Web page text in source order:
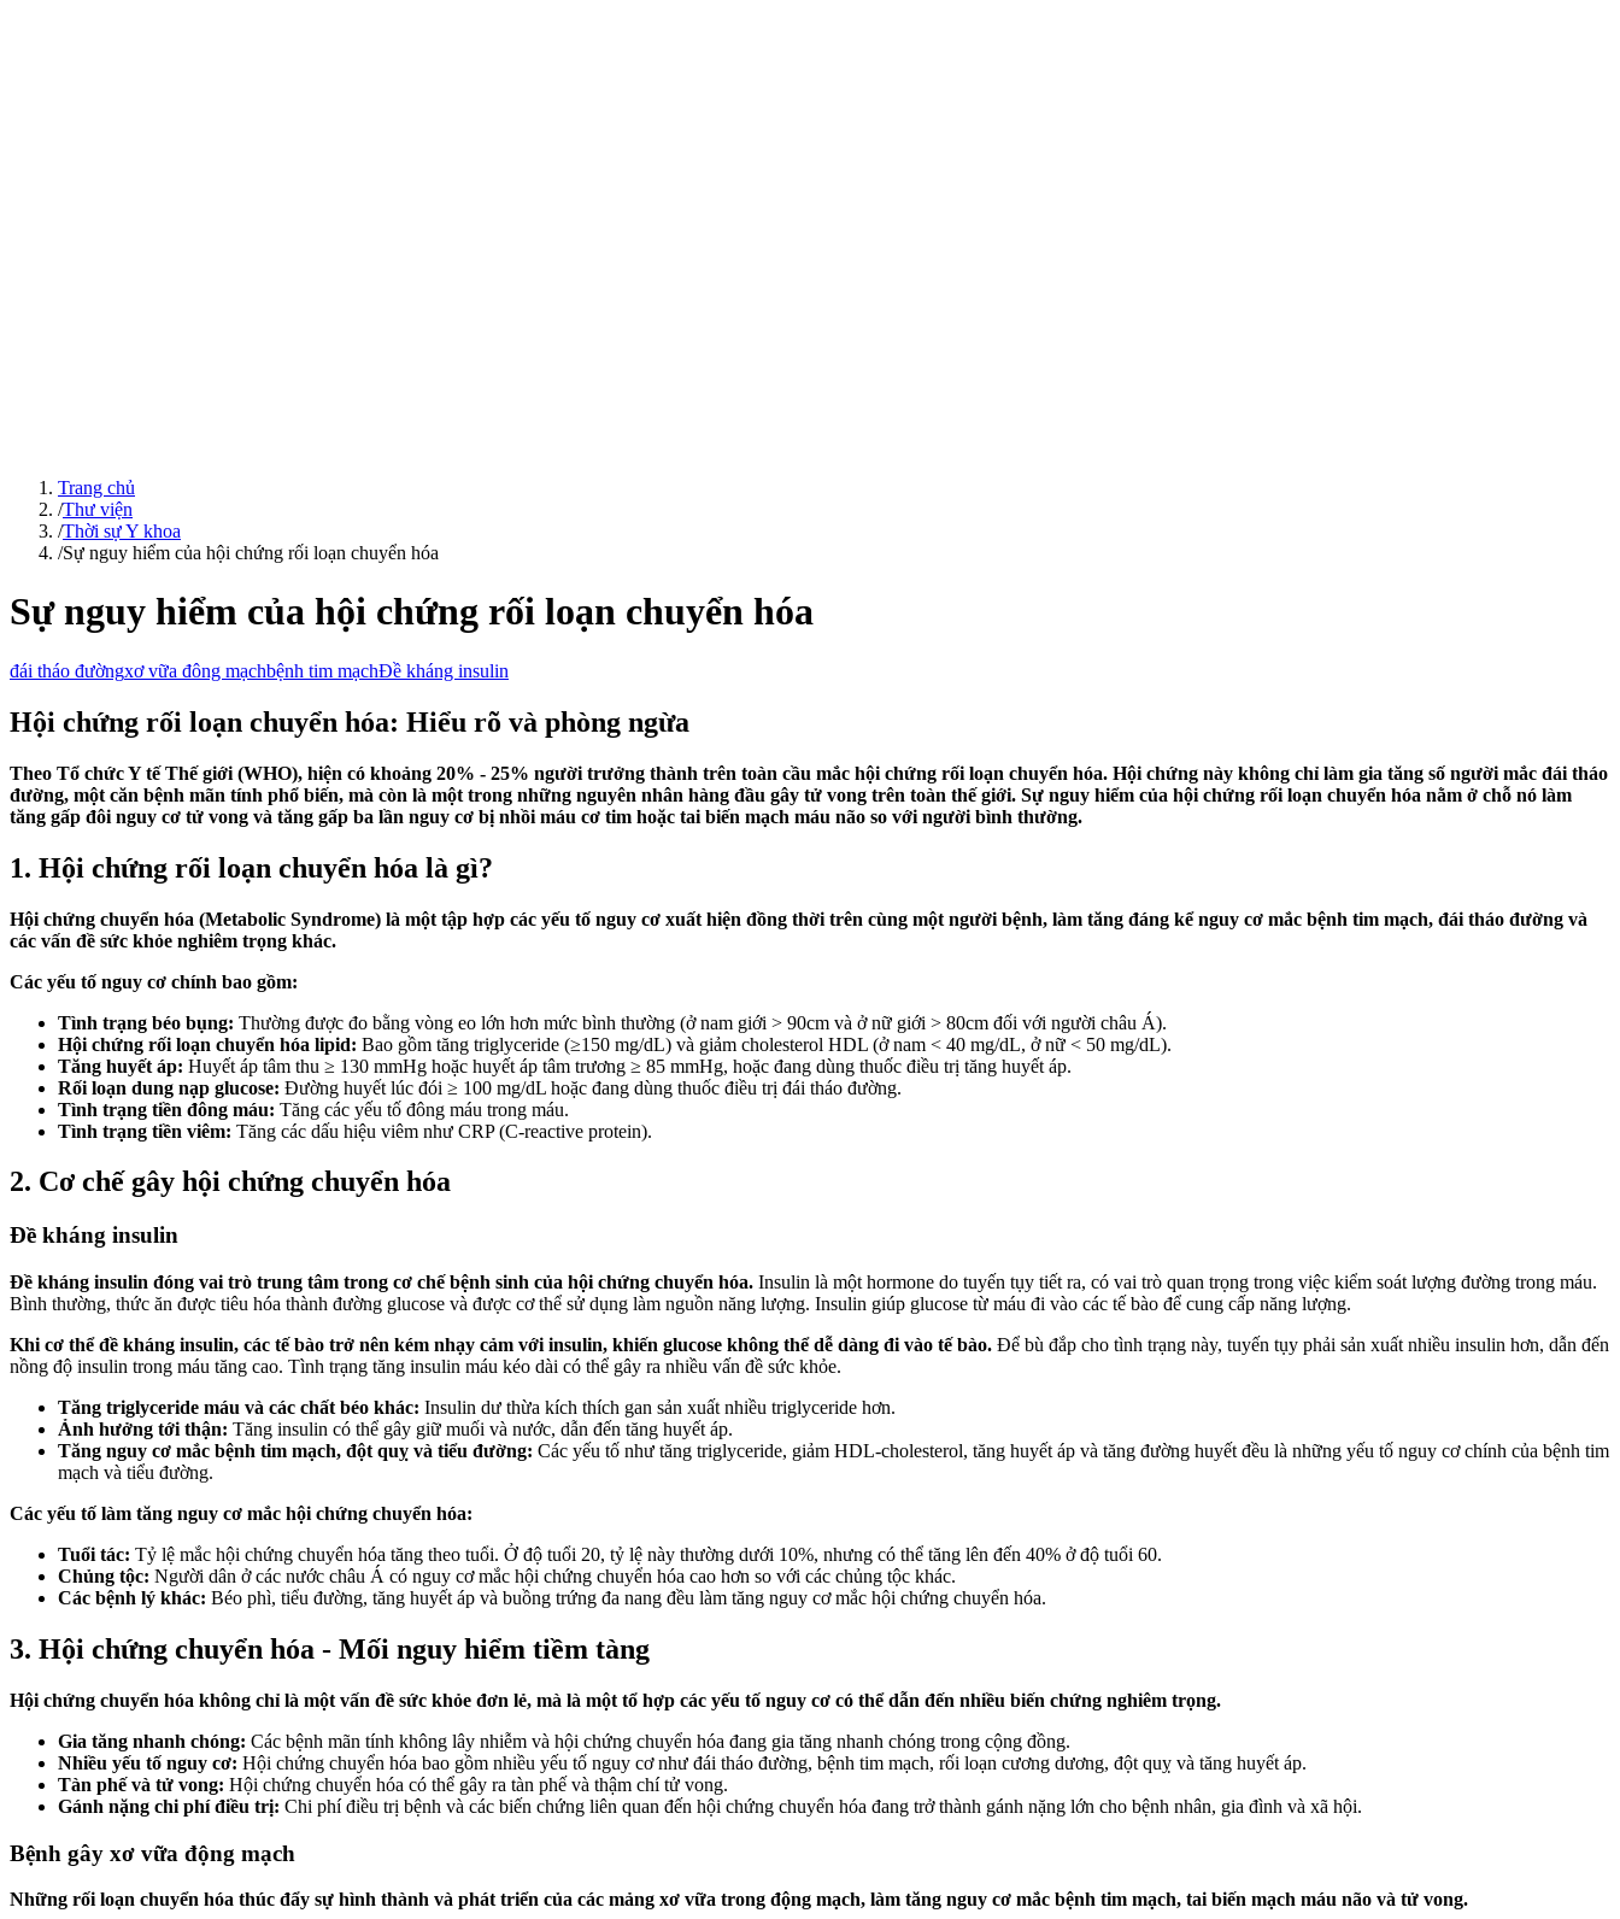
Trang chủ
/Thư viện
/Thời sự Y khoa
/Sự nguy hiểm của hội chứng rối loạn chuyển hóa
Sự nguy hiểm của hội chứng rối loạn chuyển hóa
đái tháo đườngxơ vữa đông mạchbệnh tim mạchĐề kháng insulin
Hội chứng rối loạn chuyển hóa: Hiểu rõ và phòng ngừa
Theo Tổ chức Y tế Thế giới (WHO), hiện có khoảng 20% - 25% người trưởng thành trên toàn cầu mắc hội chứng rối loạn chuyển hóa. Hội chứng này không chỉ làm gia tăng số người mắc đái tháo
đường, một căn bệnh mãn tính phổ biến, mà còn là một trong những nguyên nhân hàng đầu gây tử vong trên toàn thế giới. Sự nguy hiểm của hội chứng rối loạn chuyển hóa nằm ở chỗ nó làm
tăng gấp đôi nguy cơ tử vong và tăng gấp ba lần nguy cơ bị nhồi máu cơ tim hoặc tai biến mạch máu não so với người bình thường.
1. Hội chứng rối loạn chuyển hóa là gì?
Hội chứng chuyển hóa (Metabolic Syndrome) là một tập hợp các yếu tố nguy cơ xuất hiện đồng thời trên cùng một người bệnh, làm tăng đáng kể nguy cơ mắc bệnh tim mạch, đái tháo đường và
các vấn đề sức khỏe nghiêm trọng khác.
Các yếu tố nguy cơ chính bao gồm:
Tình trạng béo bụng: Thường được đo bằng vòng eo lớn hơn mức bình thường (ở nam giới > 90cm và ở nữ giới > 80cm đối với người châu Á).
Hội chứng rối loạn chuyển hóa lipid: Bao gồm tăng triglyceride (≥150 mg/dL) và giảm cholesterol HDL (ở nam < 40 mg/dL, ở nữ < 50 mg/dL).
Tăng huyết áp: Huyết áp tâm thu ≥ 130 mmHg hoặc huyết áp tâm trương ≥ 85 mmHg, hoặc đang dùng thuốc điều trị tăng huyết áp.
Rối loạn dung nạp glucose: Đường huyết lúc đói ≥ 100 mg/dL hoặc đang dùng thuốc điều trị đái tháo đường.
Tình trạng tiền đông máu: Tăng các yếu tố đông máu trong máu.
Tình trạng tiền viêm: Tăng các dấu hiệu viêm như CRP (C-reactive protein).
2. Cơ chế gây hội chứng chuyển hóa
Đề kháng insulin
Đề kháng insulin đóng vai trò trung tâm trong cơ chế bệnh sinh của hội chứng chuyển hóa. Insulin là một hormone do tuyến tụy tiết ra, có vai trò quan trọng trong việc kiểm soát lượng đường trong máu.
Bình thường, thức ăn được tiêu hóa thành đường glucose và được cơ thể sử dụng làm nguồn năng lượng. Insulin giúp glucose từ máu đi vào các tế bào để cung cấp năng lượng.
Khi cơ thể đề kháng insulin, các tế bào trở nên kém nhạy cảm với insulin, khiến glucose không thể dễ dàng đi vào tế bào. Để bù đắp cho tình trạng này, tuyến tụy phải sản xuất nhiều insulin hơn, dẫn đến
nồng độ insulin trong máu tăng cao. Tình trạng tăng insulin máu kéo dài có thể gây ra nhiều vấn đề sức khỏe.
Tăng triglyceride máu và các chất béo khác: Insulin dư thừa kích thích gan sản xuất nhiều triglyceride hơn.
Ảnh hưởng tới thận: Tăng insulin có thể gây giữ muối và nước, dẫn đến tăng huyết áp.
Tăng nguy cơ mắc bệnh tim mạch, đột quỵ và tiểu đường: Các yếu tố như tăng triglyceride, giảm HDL-cholesterol, tăng huyết áp và tăng đường huyết đều là những yếu tố nguy cơ chính của bệnh tim
mạch và tiểu đường.
Các yếu tố làm tăng nguy cơ mắc hội chứng chuyển hóa:
Tuổi tác: Tỷ lệ mắc hội chứng chuyển hóa tăng theo tuổi. Ở độ tuổi 20, tỷ lệ này thường dưới 10%, nhưng có thể tăng lên đến 40% ở độ tuổi 60.
Chủng tộc: Người dân ở các nước châu Á có nguy cơ mắc hội chứng chuyển hóa cao hơn so với các chủng tộc khác.
Các bệnh lý khác: Béo phì, tiểu đường, tăng huyết áp và buồng trứng đa nang đều làm tăng nguy cơ mắc hội chứng chuyển hóa.
3. Hội chứng chuyển hóa - Mối nguy hiểm tiềm tàng
Hội chứng chuyển hóa không chỉ là một vấn đề sức khỏe đơn lẻ, mà là một tổ hợp các yếu tố nguy cơ có thể dẫn đến nhiều biến chứng nghiêm trọng.
Gia tăng nhanh chóng: Các bệnh mãn tính không lây nhiễm và hội chứng chuyển hóa đang gia tăng nhanh chóng trong cộng đồng.
Nhiều yếu tố nguy cơ: Hội chứng chuyển hóa bao gồm nhiều yếu tố nguy cơ như đái tháo đường, bệnh tim mạch, rối loạn cương dương, đột quỵ và tăng huyết áp.
Tàn phế và tử vong: Hội chứng chuyển hóa có thể gây ra tàn phế và thậm chí tử vong.
Gánh nặng chi phí điều trị: Chi phí điều trị bệnh và các biến chứng liên quan đến hội chứng chuyển hóa đang trở thành gánh nặng lớn cho bệnh nhân, gia đình và xã hội.
Bệnh gây xơ vữa động mạch
Những rối loạn chuyển hóa thúc đẩy sự hình thành và phát triển của các mảng xơ vữa trong động mạch, làm tăng nguy cơ mắc bệnh tim mạch, tai biến mạch máu não và tử vong.